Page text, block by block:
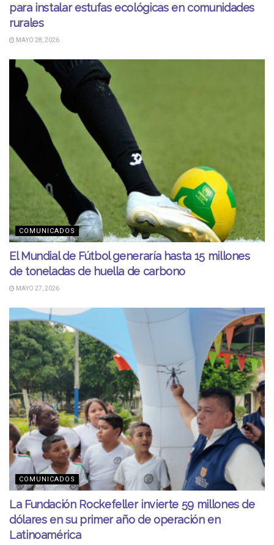
para instalar estufas ecológicas en comunidades
rurales
MAYO 28, 2026
COMUNICADOS
El Mundial de Fútbol generaría hasta 15 millones
de toneladas de huella de carbono
MAYO 27, 2026
COMUNICADOS
La Fundación Rockefeller invierte 59 millones de
dólares en su primer año de operación en
Latinoamérica